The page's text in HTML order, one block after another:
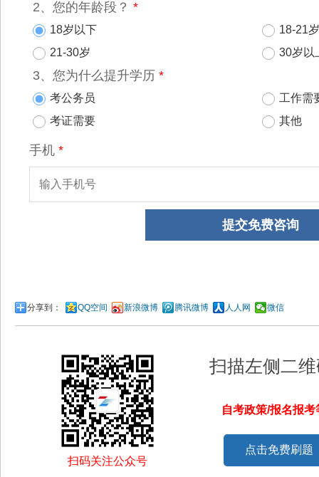
分享到： QQ空间 新浪微博 腾讯微博 人人网 微信
扫码关注公众号
扫描左侧二
自考政策/报名报
点击免费刷题